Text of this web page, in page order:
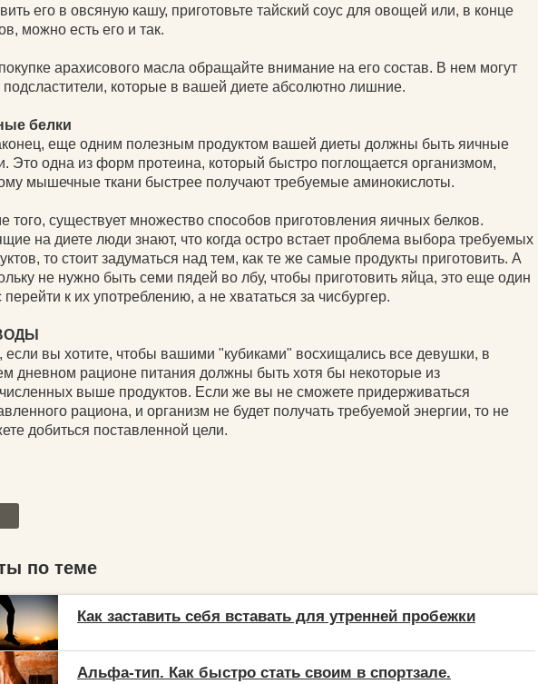
его в овсяную кашу, приготовьте тайский соус для овощей или, в конце
можно есть его и так.
арахисового масла обращайте внимание на его состав. В нем могут
подсластители, которые в вашей диете абсолютно лишние.
белки
еще одним полезным продуктом вашей диеты должны быть яичные
Это одна из форм протеина, который быстро поглощается организмом,
мышечные ткани быстрее получают требуемые аминокислоты.
того, существует множество способов приготовления яичных белков.
на диете люди знают, что когда остро встает проблема выбора требуемых
то стоит задуматься над тем, как те же самые продукты приготовить. А
не нужно быть семи пядей во лбу, чтобы приготовить яйца, это еще один
к их употреблению, а не хвататься за чисбургер.
если вы хотите, чтобы вашими "кубиками" восхищались все девушки, в
дневном рационе питания должны быть хотя бы некоторые из
выше продуктов. Если же вы не сможете придерживаться
рациона, и организм не будет получать требуемой энергии, то не
добиться поставленной цели.
по теме
Как заставить себя вставать для утренней пробежки
Альфа-тип. Как быстро стать своим в спортзале.